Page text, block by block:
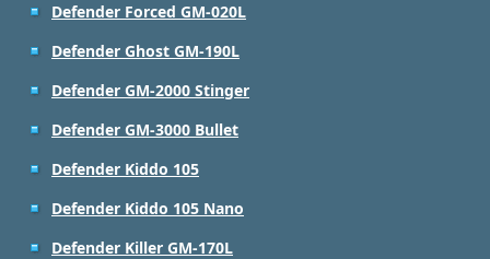
Defender Forced GM-020L
Defender Ghost GM-190L
Defender GM-2000 Stinger
Defender GM-3000 Bullet
Defender Kiddo 105
Defender Kiddo 105 Nano
Defender Killer GM-170L